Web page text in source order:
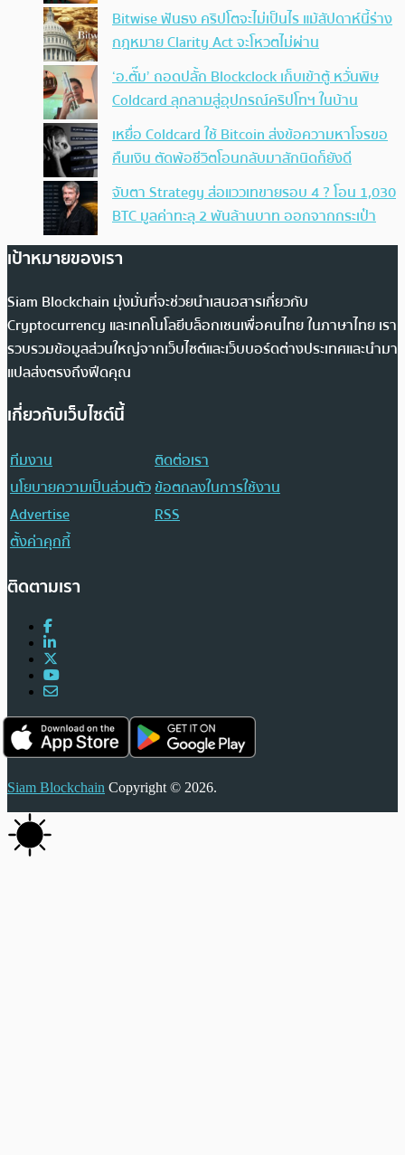
Bitwise ฟันธง คริปโตจะไม่เป็นไร แม้สัปดาห์นี้ร่าง
กฎหมาย Clarity Act จะโหวตไม่ผ่าน
‘อ.ตั๊ม’ ถอดปลั้ก Blockclock เก็บเข้าตู้ หวั่นพิษ
Coldcard ลุกลามสู่อุปกรณ์คริปโทฯ ในบ้าน
เหยื่อ Coldcard ใช้ Bitcoin ส่งข้อความหาโจรขอ
คืนเงิน ตัดพ้อชีวิตโอนกลับมาสักนิดก็ยังดี
จับตา Strategy ส่อแววเทขายรอบ 4 ? โอน 1,030
BTC มูลค่าทะลุ 2 พันล้านบาท ออกจากกระเป๋า
เป้าหมายของเรา
Siam Blockchain มุ่งมั่นที่จะช่วยนำเสนอสารเกี่ยวกับ
Cryptocurrency และเทคโนโลยีบล็อกเชนเพื่อคนไทย ในภาษาไทย เรา
รวบรวมข้อมูลส่วนใหญ่จากเว็บไซต์และเว็บบอร์ดต่างประเทศและนำมา
แปลส่งตรงถึงฟีดคุณ
เกี่ยวกับเว็บไซต์นี้
ทีมงาน
ติดต่อเรา
นโยบายความเป็นส่วนตัวข้อตกลงในการใช้งาน
Advertise
RSS
ตั้งค่าคุกกี้
ติดตามเรา
Siam Blockchain Copyright © 2026.